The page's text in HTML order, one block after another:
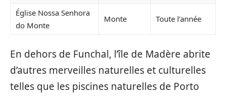
Église Nossa Senhora
do Monte
Monte Toute l’année
En dehors de Funchal, l’île de Madère abrite
d’autres merveilles naturelles et culturelles
telles que les piscines naturelles de Porto